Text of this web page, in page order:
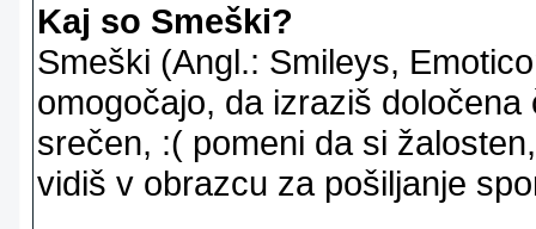
Kaj so Smeški?
Smeški (Angl.: Smileys,
omogočajo, da izraziš
srečen, :( pomeni da si
vidiš v obrazcu za pošiljanje